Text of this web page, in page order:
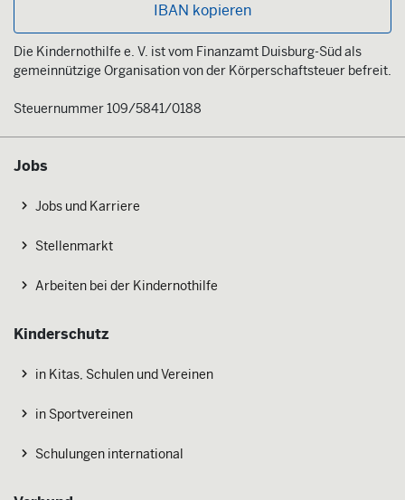
IBAN kopieren
Die Kindernothilfe e. V. ist vom Finanzamt Duisburg-Süd als
gemeinnützige Organisation von der Körperschaftsteuer befreit.
Steuernummer 109/5841/0188
Jobs
Jobs und Karriere
Stellenmarkt
Arbeiten bei der Kindernothilfe
Kinderschutz
in Kitas, Schulen und Vereinen
in Sportvereinen
Schulungen international